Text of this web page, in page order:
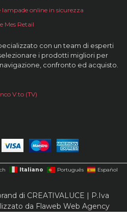
online in sicurezza
Mes Retail
con un team di esperti
i prodotti migliori per
confronto ed acquisto.
V.to (TV)
Italiano Português Español
di CREATIVALUCE | P.Iva
da Flaweb Web Agency